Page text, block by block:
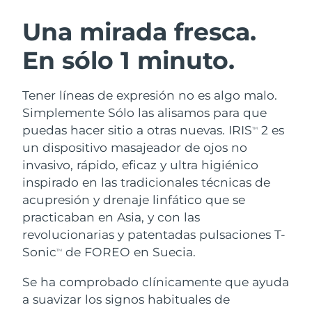
Una mirada fresca.
En sólo 1 minuto.
Tener líneas de expresión no es algo malo.
Simplemente Sólo las alisamos para que
puedas hacer sitio a otras nuevas. IRISTM
2 es
un dispositivo masajeador de ojos no
invasivo, rápido, eficaz y ultra higiénico
inspirado en las tradicionales técnicas de
acupresión y drenaje linfático que se
practicaban en Asia, y con las
revolucionarias y patentadas pulsaciones T-
SonicTM de FOREO en Suecia.
Se ha comprobado clínicamente que ayuda
a suavizar los signos habituales de
LUNA™ 4 pack
Anti-aging massage
LUNA™ 4 Plus
Massage, LED heating
LUNA™ 4 Men
BEAR™ 2 pack
Microcurrent toning
BEAR™ 2 go
Microcurrent toning on-the-go
BEAR™ 2 eyes & lips
Hidratación
UFO™ 3 pack
Deep facial hydration
UFO™ 3 LED
Near-infrared and red light therapy
device
Cuidado bucal
issa™ 4
Hybrid silicone sonic toothbrush
Smart hybrid silicone sonic toothbrush
TRATAMIENTO ANTIEDAD FAQ™
Antiedad Tratamientos LED
NEW
Austria Entrega prevista
Baréin Entrega prevista
Bélgica
Bermudas Entrega prevista8/17/26
Bosnia y Herzegovina Entrega prevista
Brunéi Entrega prevista8/16/26
Bulgaria Entrega prevista
Canadá Entrega prevista
Chile Entrega prevista8/15/26